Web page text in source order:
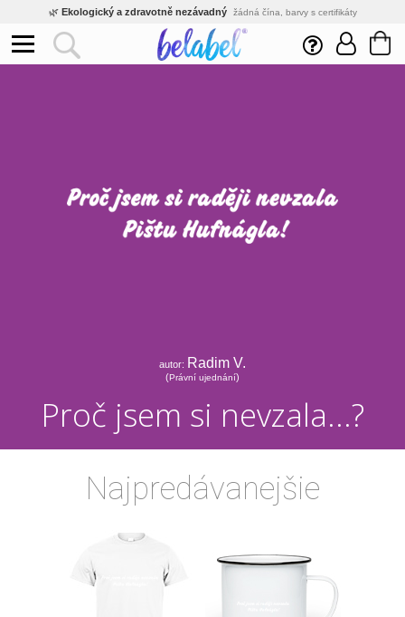
🌿 Ekologický a zdravotně nezávadný žádná čína, barvy s certifikáty
Inovativní výroba vlastní vývoj, nejnovější technologie
Rychlé dodání expedujeme do 24h
autor: Radim V.
(Právní ujednání)
Proč jsem si nevzala...?
Najpredávanejšie